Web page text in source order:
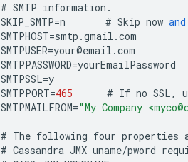
# SMTP information .
SKIP_SMTP=n # Skip now and
SMTPHOST=smtp .gmail .com
SMTPUSER=your@email .com
SMTPPASSWORD=yourEmailPassword
SMTPSSL=y
SMTPPORT=465 # If no SSL,
SMTPMAILFROM="My Company
# The following four properties
# Cassandra JMX uname/pword